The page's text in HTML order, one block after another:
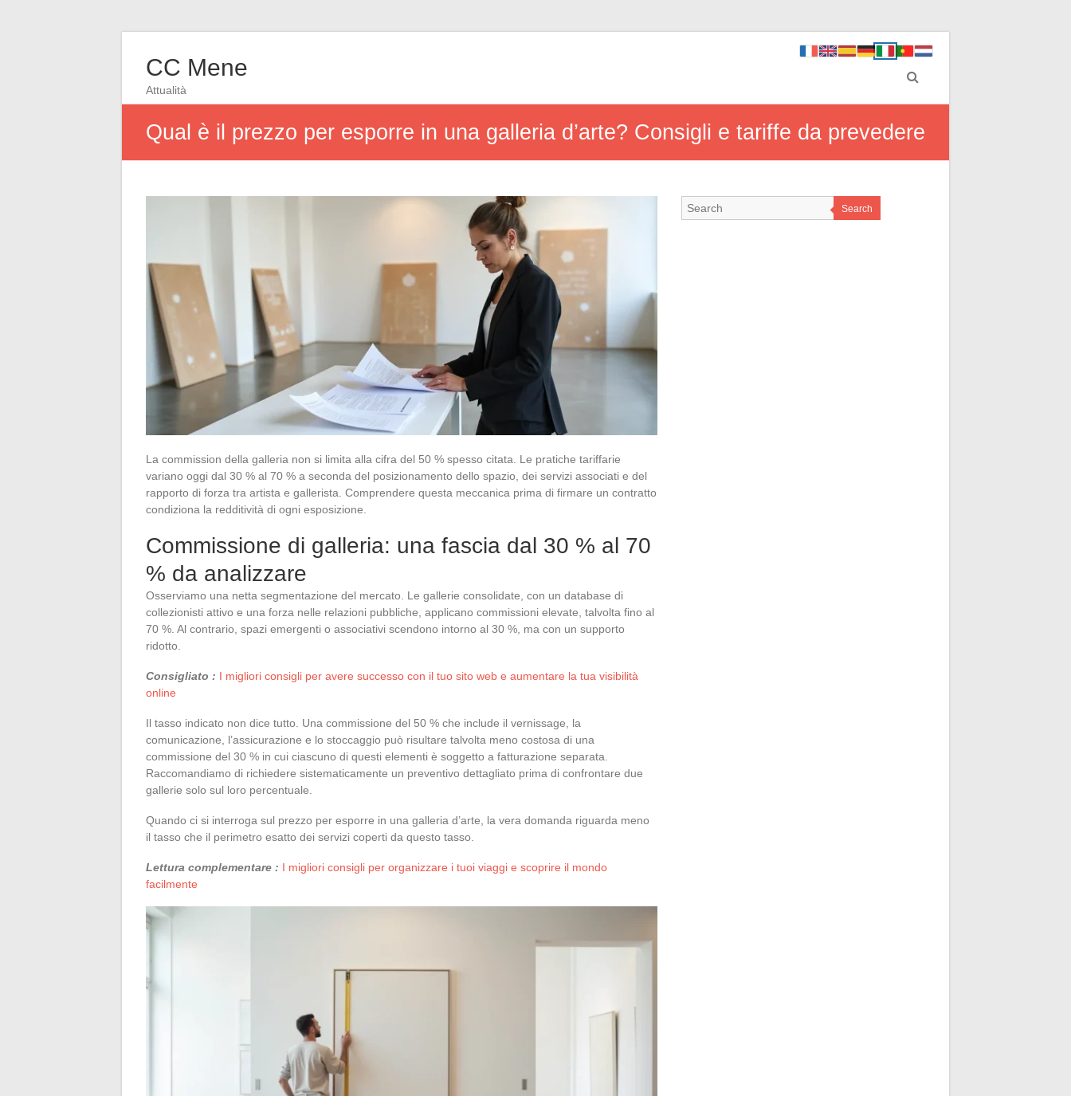
CC Mene
Attualità
Qual è il prezzo per esporre in una galleria d’arte? Consigli e tariffe da prevedere
La commission della galleria non si limita alla cifra del 50 % spesso citata. Le pratiche tariffarie
variano oggi dal 30 % al 70 % a seconda del posizionamento dello spazio, dei servizi associati e del
rapporto di forza tra artista e gallerista. Comprendere questa meccanica prima di firmare un contratto
condiziona la redditività di ogni esposizione.
Commissione di galleria: una fascia dal 30 % al 70
% da analizzare
Osserviamo una netta segmentazione del mercato. Le gallerie consolidate, con un database di
collezionisti attivo e una forza nelle relazioni pubbliche, applicano commissioni elevate, talvolta fino al
70 %. Al contrario, spazi emergenti o associativi scendono intorno al 30 %, ma con un supporto
ridotto.
Consigliato : I migliori consigli per avere successo con il tuo sito web e aumentare la tua visibilità
online
Il tasso indicato non dice tutto. Una commissione del 50 % che include il vernissage, la
comunicazione, l’assicurazione e lo stoccaggio può risultare talvolta meno costosa di una
commissione del 30 % in cui ciascuno di questi elementi è soggetto a fatturazione separata.
Raccomandiamo di richiedere sistematicamente un preventivo dettagliato prima di confrontare due
gallerie solo sul loro percentuale.
Quando ci si interroga sul prezzo per esporre in una galleria d’arte, la vera domanda riguarda meno
il tasso che il perimetro esatto dei servizi coperti da questo tasso.
Lettura complementare : I migliori consigli per organizzare i tuoi viaggi e scoprire il mondo
facilmente
Search